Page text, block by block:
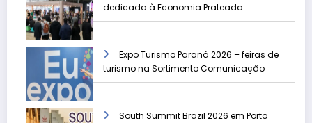
dedicada à Economia Prateada
Expo Turismo Paraná 2026 – feiras de
turismo na Sortimento Comunicação
South Summit Brazil 2026 em Porto